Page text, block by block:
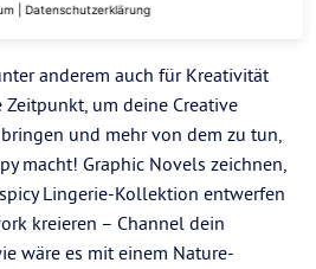
Herz?
anderem auch für Kreativität
Zeitpunkt, um deine Creative
und mehr von dem zu tun,
macht! Graphic Novels zeichnen,
Lingerie-Kollektion entwerfen
kreieren – Channel dein
wäre es mit einem Nature-
Datenschutzerklärung